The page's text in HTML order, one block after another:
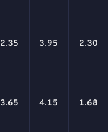
2.35 3.95 2.30
3.65 4.15 1.68